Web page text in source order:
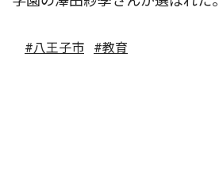
#八王子市 #教育